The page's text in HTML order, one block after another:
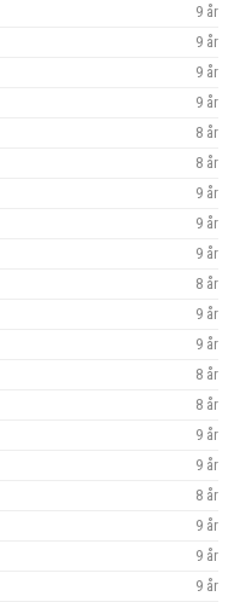
9 år
9 år
9 år
9 år
8 år
8 år
9 år
9 år
9 år
8 år
9 år
9 år
8 år
8 år
9 år
9 år
8 år
9 år
9 år
9 år